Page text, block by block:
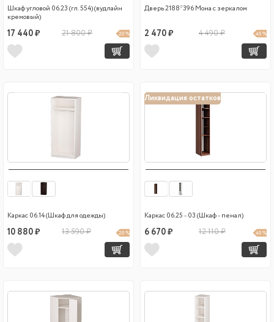
Шкаф угловой 06.23 (гл. 554) (вудлайн
кремовый)
17 440 ₽ 21 800 ₽ 20 %
Дверь 2188*396 Мона с зеркалом
2 470 ₽ 4 490 ₽ 45 %
Каркас 06.14 (Шкаф для одежды)
10 880 ₽ 13 590 ₽ 20 %
Ликвидация остатков
Каркас 06.25 - 03 (Шкаф - пенал)
6 670 ₽ 12 110 ₽ 45 %